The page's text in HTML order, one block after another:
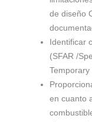
de diseño
Identificar
(SFAR /
Temporary
en cuanto